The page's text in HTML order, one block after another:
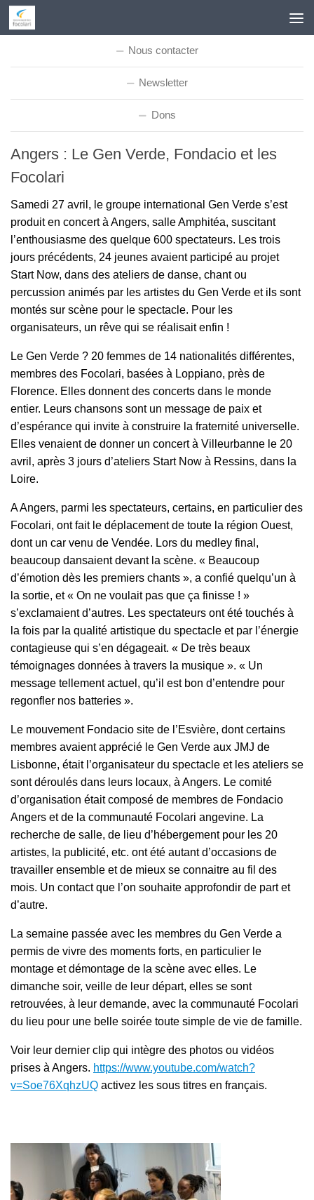
Skip to content
Nous contacter
Newsletter
Dons
Angers : Le Gen Verde, Fondacio et les
Focolari
Samedi 27 avril, le groupe international Gen Verde s’est
produit en concert à Angers, salle Amphitéa, suscitant
l’enthousiasme des quelque 600 spectateurs. Les trois
jours précédents, 24 jeunes avaient participé au projet
Start Now, dans des ateliers de danse, chant ou
percussion animés par les artistes du Gen Verde et ils sont
montés sur scène pour le spectacle. Pour les
organisateurs, un rêve qui se réalisait enfin !
Le Gen Verde ? 20 femmes de 14 nationalités différentes,
membres des Focolari, basées à Loppiano, près de
Florence. Elles donnent des concerts dans le monde
entier. Leurs chansons sont un message de paix et
d’espérance qui invite à construire la fraternité universelle.
Elles venaient de donner un concert à Villeurbanne le 20
avril, après 3 jours d’ateliers Start Now à Ressins, dans la
Loire.
A Angers, parmi les spectateurs, certains, en particulier des
Focolari, ont fait le déplacement de toute la région Ouest,
dont un car venu de Vendée. Lors du medley final,
beaucoup dansaient devant la scène. « Beaucoup
d’émotion dès les premiers chants », a confié quelqu’un à
la sortie, et « On ne voulait pas que ça finisse ! »
s’exclamaient d’autres. Les spectateurs ont été touchés à
la fois par la qualité artistique du spectacle et par l’énergie
contagieuse qui s’en dégageait. « De très beaux
témoignages données à travers la musique ». « Un
message tellement actuel, qu’il est bon d’entendre pour
regonfler nos batteries ».
Le mouvement Fondacio site de l’Esvière, dont certains
membres avaient apprécié le Gen Verde aux JMJ de
Lisbonne, était l’organisateur du spectacle et les ateliers se
sont déroulés dans leurs locaux, à Angers. Le comité
d’organisation était composé de membres de Fondacio
Angers et de la communauté Focolari angevine. La
recherche de salle, de lieu d’hébergement pour les 20
artistes, la publicité, etc. ont été autant d’occasions de
travailler ensemble et de mieux se connaitre au fil des
mois. Un contact que l’on souhaite approfondir de part et
d’autre.
La semaine passée avec les membres du Gen Verde a
permis de vivre des moments forts, en particulier le
montage et démontage de la scène avec elles. Le
dimanche soir, veille de leur départ, elles se sont
retrouvées, à leur demande, avec la communauté Focolari
du lieu pour une belle soirée toute simple de vie de famille.
Voir leur dernier clip qui intègre des photos ou vidéos
prises à Angers. https://www.youtube.com/watch?
v=Soe76XqhzUQ activez les sous titres en français.